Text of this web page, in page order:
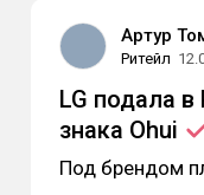
Артур
Ритейл
LG подала в
знака Ohui
Под брендом